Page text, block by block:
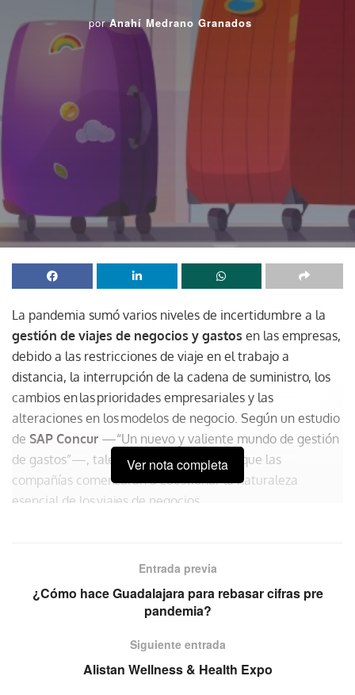
por Anahí Medrano Granados
La pandemia sumó varios niveles de incertidumbre a la
gestión de viajes de negocios y gastos en las empresas,
debido a las restricciones de viaje en el trabajo a
distancia, la interrupción de la cadena de suministro, los
cambios en las prioridades empresariales y las
alteraciones en los modelos de negocio. Según un estudio
de SAP Concur —“Un nuevo y valiente mundo de gestión
de gastos”—, tales desafíos provocaron que las
compañías comenzaran a cuestionar la naturaleza
esencial de los viajes de negocios.
más grande de su organización.
Salud y seguridad, esenciales
travel managers y los viajeros de negocios
seguridad y el respaldo que ofrece la empresa se ha
Ver nota completa
Entrada previa
¿Cómo hace Guadalajara para rebasar cifras pre
pandemia?
Siguiente entrada
Alistan Wellness & Health Expo